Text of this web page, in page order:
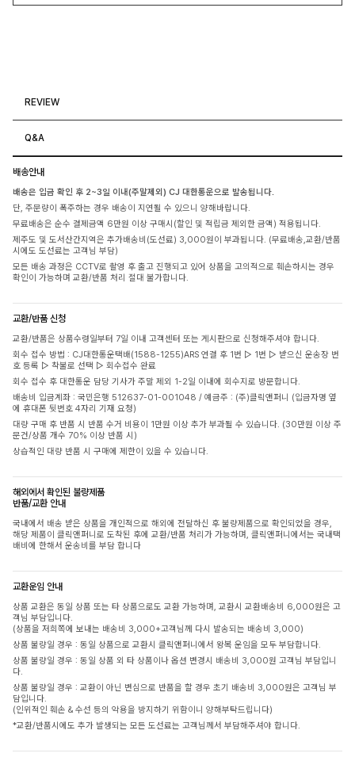
REVIEW
Q&A
배송안내
배송은 입금 확인 후 2~3일 이내(주말제외) CJ 대한통운으로 발송됩니다.
단, 주문량이 폭주하는 경우 배송이 지연될 수 있으니 양해바랍니다.
무료배송은 순수 결제금액 6만원 이상 구매시(할인 및 적립금 제외한 금액) 적용됩니다.
제주도 및 도서산간지역은 추가배송비(도선료) 3,000원이 부과됩니다. (무료배송,교환/반품
시에도 도선료는 고객님 부담)
모든 배송 과정은 CCTV로 촬영 후 출고 진행되고 있어 상품을 고의적으로 훼손하시는 경우
확인이 가능하며 교환/반품 처리 절대 불가합니다.
교환/반품 신청
교환/반품은 상품수령일부터 7일 이내 고객센터 또는 게시판으로 신청해주셔야 합니다.
회수 접수 방법 : CJ대한통운택배(1588-1255)ARS 연결 후 1번 ▷ 1번 ▷ 받으신 운송장 번
호 등록 ▷ 착불로 선택 ▷ 회수접수 완료
회수 접수 후 대한통운 담당 기사가 주말 제외 1-2일 이내에 회수지로 방문합니다.
배송비 입금계좌 : 국민은행 512637-01-001048 / 예금주 : (주)클릭앤퍼니 (입금자명 옆
에 휴대폰 뒷번호 4자리 기재 요청)
대량 구매 후 반품 시 반품 수거 비용이 1만원 이상 추가 부과될 수 있습니다. (30만원 이상 주
문건/상품 개수 70% 이상 반품 시)
상습적인 대량 반품 시 구매에 제한이 있을 수 있습니다.
해외에서 확인된 불량제품
반품/교환 안내
국내에서 배송 받은 상품을 개인적으로 해외에 전달하신 후 불량제품으로 확인되었을 경우,
해당 제품이 클릭앤퍼니로 도착된 후에 교환/반품 처리가 가능하며, 클릭앤퍼니에서는 국내택
배비에 한해서 운송비를 부담 합니다
교환운임 안내
상품 교환은 동일 상품 또는 타 상품으로도 교환 가능하며, 교환시 교환배송비 6,000원은 고
객님 부담입니다.
(상품을 저희쪽에 보내는 배송비 3,000+고객님께 다시 발송되는 배송비 3,000)
상품 불량일 경우 : 동일 상품으로 교환시 클릭앤퍼니에서 왕복 운임을 모두 부담합니다.
상품 불량일 경우 : 동일 상품 외 타 상품이나 옵션 변경시 배송비 3,000원 고객님 부담입니
다.
상품 불량일 경우 : 교환이 아닌 변심으로 반품을 할 경우 초기 배송비 3,000원은 고객님 부
담입니다.
(인위적인 훼손 & 수선 등의 악용을 방지하기 위함이니 양해부탁드립니다)
*교환/반품시에도 추가 발생되는 모든 도선료는 고객님께서 부담해주셔야 합니다.